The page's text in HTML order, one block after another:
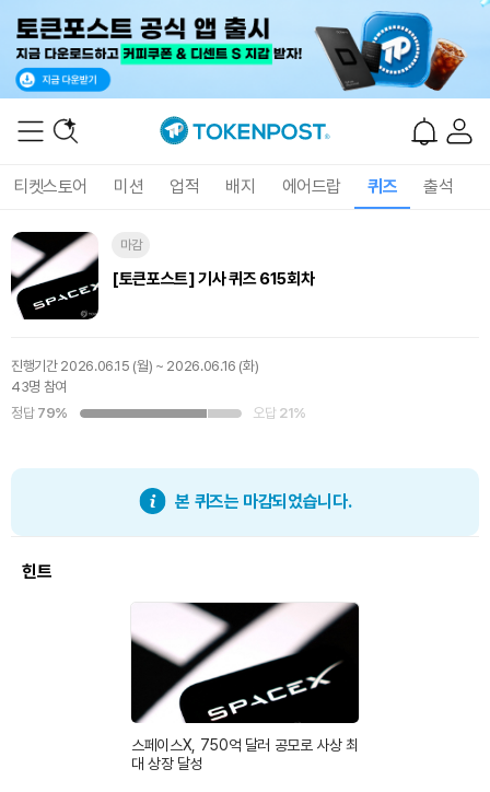
티켓스토어 미션 업적 배지 에어드랍 퀴즈 출석
마감
[토큰포스트] 기사 퀴즈 615회차
진행기간 2026.06.15 (월) ~ 2026.06.16 (화)
43명 참여
정답 79% 오답 21%
본 퀴즈는 마감되었습니다.
힌트
스페이스X, 750억 달러 공모로 사상 최
대 상장 달성